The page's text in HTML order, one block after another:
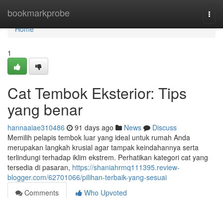
bookmarkprobe
Home
Home
1
Cat Tembok Eksterior: Tips
yang benar
hannaaiae310486 91 days ago News
Discuss
Memilih pelapis tembok luar yang ideal untuk rumah Anda
merupakan langkah krusial agar tampak keindahannya serta
terlindungi terhadap iklim ekstrem. Perhatikan kategori cat yang
tersedia di pasaran, https://shaniahrmq111395.review-
blogger.com/62701066/pilihan-terbaik-yang-sesuai
Comments
Who Upvoted